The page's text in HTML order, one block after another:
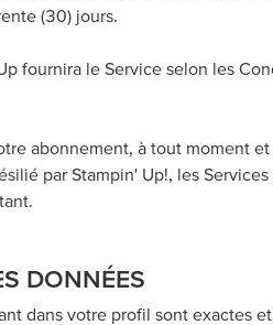
(30) jours.
fournira le Service selon les
abonnement, à tout moment
par Stampin' Up!, les
DONNÉES
dans votre profil sont exactes